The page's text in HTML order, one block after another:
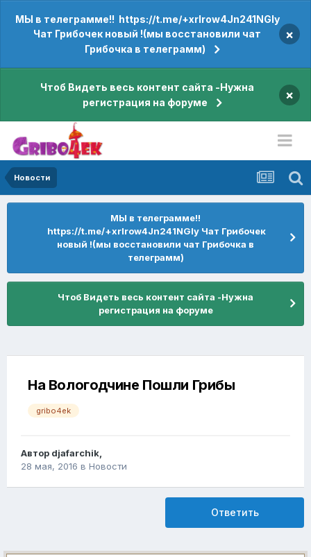
МЫ в телеграмме!! https://t.me/+xrIrow4Jn241NGIy
Чат Грибочек новый !(мы восстановили чат
Грибочка в телеграмм)
×
Чтоб Видеть весь контент сайта -Нужна
регистрация на форуме
×
Новости
МЫ в телеграмме!!
https://t.me/+xrIrow4Jn241NGIy Чат Грибочек
новый !(мы восстановили чат Грибочка в
телеграмм)
Чтоб Видеть весь контент сайта -Нужна
регистрация на форуме
На Вологодчине Пошли Грибы
gribo4ek
Автор djafarchik,
28 мая, 2016 в Новости
Ответить